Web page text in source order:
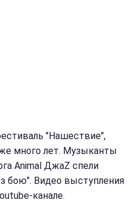
"Нашествие",
много лет. Музыканты
Animal ДжаZ спели
бою". Видео выступления
канале.